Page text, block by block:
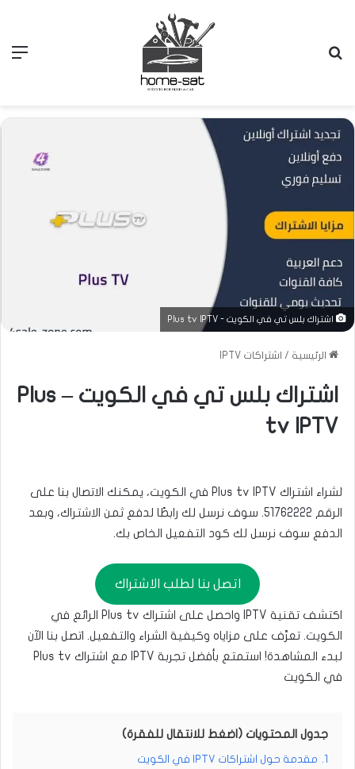
اشتراك بلس تي في الكويت - Plus tv IPTV
الرئيسية / اشتراكات IPTV
اشتراك بلس تي في الكويت – Plus
tv IPTV
لشراء اشتراك Plus tv IPTV في الكويت، يمكنك الاتصال بنا على
الرقم 51762222. سوف نرسل لك رابطًا لدفع ثمن الاشتراك، وبعد
الدفع سوف نرسل لك كود التفعيل الخاص بك.
اتصل بنا لطلب الاشتراك
اكتشف تقنية IPTV واحصل على اشتراك Plus tv الرائع في
الكويت. تعرَّف على مزاياه وكيفية الشراء والتفعيل. اتصل بنا الآن
لبدء المشاهدة! استمتع بأفضل تجربة IPTV مع اشتراك Plus tv
في الكويت
جدول المحتويات (اضغط للانتقال للفقرة)
مقدمة حول اشتراكات IPTV في الكويت